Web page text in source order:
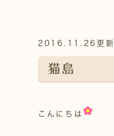
2016.11.26更新
猫島
こんにちは